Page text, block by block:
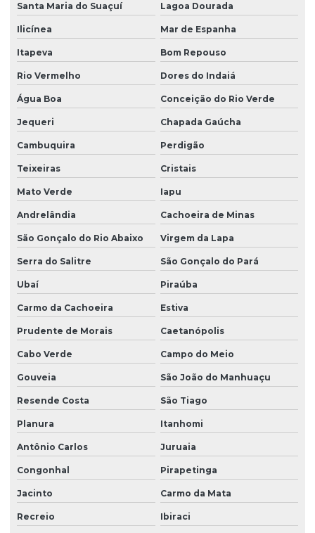
Santa Maria do Suaçuí Lagoa Dourada
Ilicínea Mar de Espanha
Itapeva Bom Repouso
Rio Vermelho Dores do Indaiá
Água Boa Conceição do Rio Verde
Jequeri Chapada Gaúcha
Cambuquira Perdigão
Teixeiras Cristais
Mato Verde Iapu
Andrelândia Cachoeira de Minas
São Gonçalo do Rio Abaixo Virgem da Lapa
Serra do Salitre São Gonçalo do Pará
Ubaí Piraúba
Carmo da Cachoeira Estiva
Prudente de Morais Caetanópolis
Cabo Verde Campo do Meio
Gouveia São João do Manhuaçu
Resende Costa São Tiago
Planura Itanhomi
Antônio Carlos Juruaia
Congonhal Pirapetinga
Jacinto Carmo da Mata
Recreio Ibiraci